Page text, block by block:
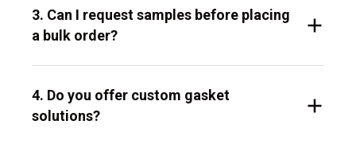
3. Can I request samples before placing
a bulk order?
4. Do you offer custom gasket
solutions?